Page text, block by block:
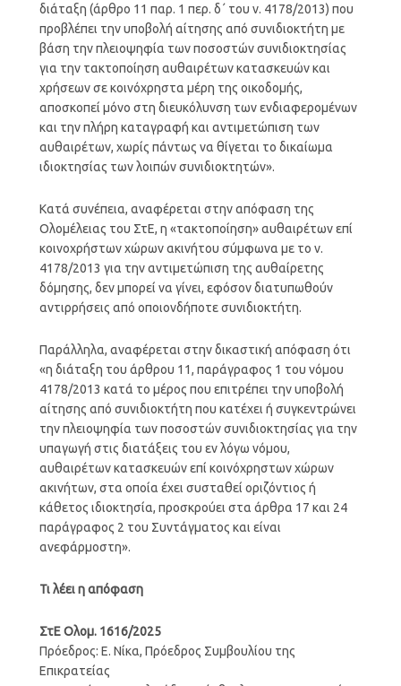
διάταξη (άρθρο 11 παρ. 1 περ. δ΄ του ν. 4178/2013) που
προβλέπει την υποβολή αίτησης από συνιδιοκτήτη με
βάση την πλειοψηφία των ποσοστών συνιδιοκτησίας
για την τακτοποίηση αυθαιρέτων κατασκευών και
χρήσεων σε κοινόχρηστα μέρη της οικοδομής,
αποσκοπεί μόνο στη διευκόλυνση των ενδιαφερομένων
και την πλήρη καταγραφή και αντιμετώπιση των
αυθαιρέτων, χωρίς πάντως να θίγεται το δικαίωμα
ιδιοκτησίας των λοιπών συνιδιοκτητών».
Κατά συνέπεια, αναφέρεται στην απόφαση της
Ολομέλειας του ΣτΕ, η «τακτοποίηση» αυθαιρέτων επί
κοινοχρήστων χώρων ακινήτου σύμφωνα με το ν.
4178/2013 για την αντιμετώπιση της αυθαίρετης
δόμησης, δεν μπορεί να γίνει, εφόσον διατυπωθούν
αντιρρήσεις από οποιονδήποτε συνιδιοκτήτη.
Παράλληλα, αναφέρεται στην δικαστική απόφαση ότι
«η διάταξη του άρθρου 11, παράγραφος 1 του νόμου
4178/2013 κατά το μέρος που επιτρέπει την υποβολή
αίτησης από συνιδιοκτήτη που κατέχει ή συγκεντρώνει
την πλειοψηφία των ποσοστών συνιδιοκτησίας για την
υπαγωγή στις διατάξεις του εν λόγω νόμου,
αυθαιρέτων κατασκευών επί κοινόχρηστων χώρων
ακινήτων, στα οποία έχει συσταθεί οριζόντιος ή
κάθετος ιδιοκτησία, προσκρούει στα άρθρα 17 και 24
παράγραφος 2 του Συντάγματος και είναι
ανεφάρμοστη».
Τι λέει η απόφαση
ΣτΕ Ολομ. 1616/2025
Πρόεδρος: Ε. Νίκα, Πρόεδρος Συμβουλίου της
Επικρατείας